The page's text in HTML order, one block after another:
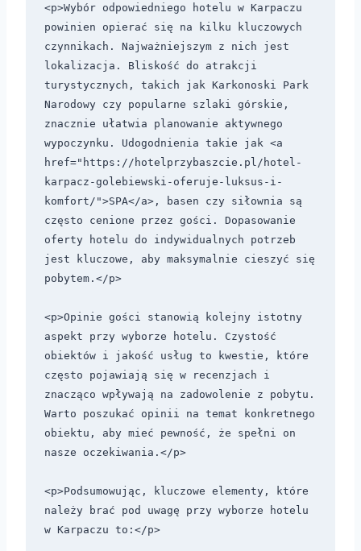
<p>Wybór odpowiedniego hotelu w Karpaczu
powinien opierać się na kilku kluczowych
czynnikach. Najważniejszym z nich jest
lokalizacja. Bliskość do atrakcji
turystycznych, takich jak Karkonoski Park
Narodowy czy popularne szlaki górskie,
znacznie ułatwia planowanie aktywnego
wypoczynku. Udogodnienia takie jak <a
href="https://hotelprzybaszcie.pl/hotel-
karpacz-golebiewski-oferuje-luksus-i-
komfort/">SPA</a>, basen czy siłownia są
często cenione przez gości. Dopasowanie
oferty hotelu do indywidualnych potrzeb
jest kluczowe, aby maksymalnie cieszyć się
pobytem.</p>
<p>Opinie gości stanowią kolejny istotny
aspekt przy wyborze hotelu. Czystość
obiektów i jakość usług to kwestie, które
często pojawiają się w recenzjach i
znacząco wpływają na zadowolenie z pobytu.
Warto poszukać opinii na temat konkretnego
obiektu, aby mieć pewność, że spełni on
nasze oczekiwania.</p>
<p>Podsumowując, kluczowe elementy, które
należy brać pod uwagę przy wyborze hotelu
w Karpaczu to:</p>